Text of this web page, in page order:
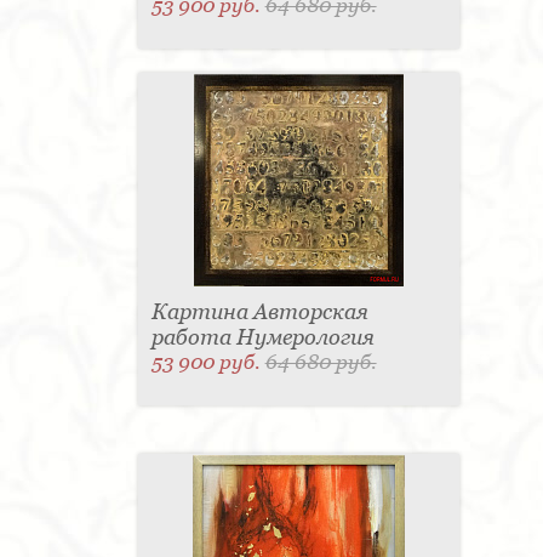
53 900 руб.64 680 руб.
Картина Авторская
работа Нумерология
53 900 руб.64 680 руб.